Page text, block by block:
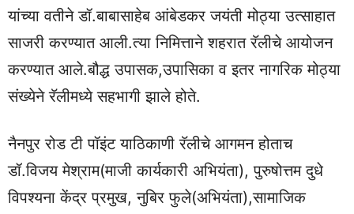
यांच्या वतीने डॉ.बाबासाहेब आंबेडकर जयंती मोठ्या उत्साहात
साजरी करण्यात आली.त्या निमित्ताने शहरात रॅलीचे आयोजन
करण्यात आले.बौद्ध उपासक,उपासिका व इतर नागरिक मोठ्या
संख्येने रॅलीमध्ये सहभागी झाले होते.
नैनपुर रोड टी पॉइंट याठिकाणी रॅलीचे आगमन होताच
डॉ.विजय मेश्राम(माजी कार्यकारी अभियंता), पुरुषोत्तम दुधे
विपश्यना केंद्र प्रमुख, नुबिर फुले(अभियंता),सामाजिक